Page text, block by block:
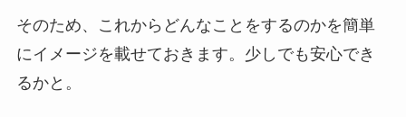
そのため、これからどんなことをするのかを簡単
にイメージを載せておきます。少しでも安心でき
るかと。